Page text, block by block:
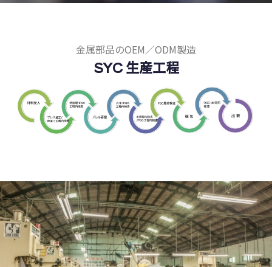
金属部品のOEM／ODM製造
SYC 生産工程